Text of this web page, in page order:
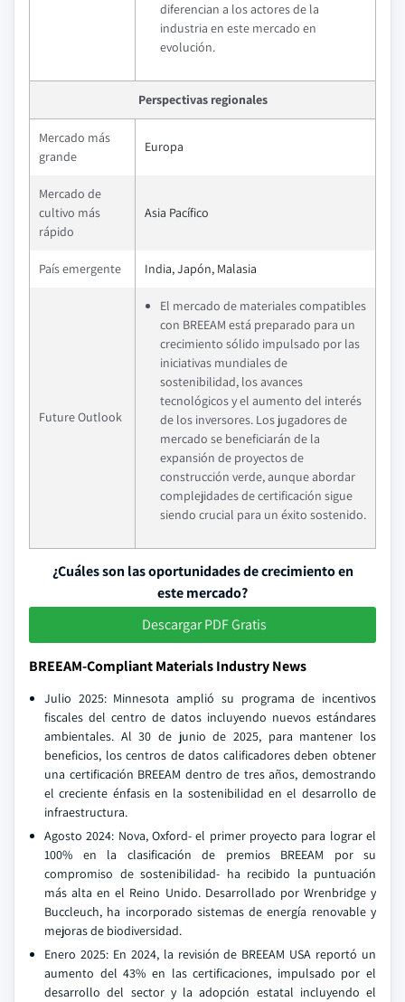
diferencian a los actores de la
industria en este mercado en
evolución.
Perspectivas regionales
Mercado más
grande
Europa
Mercado de
cultivo más
rápido
Asia Pacífico
País emergente India, Japón, Malasia
Future Outlook
El mercado de materiales compatibles
con BREEAM está preparado para un
crecimiento sólido impulsado por las
iniciativas mundiales de
sostenibilidad, los avances
tecnológicos y el aumento del interés
de los inversores. Los jugadores de
mercado se beneficiarán de la
expansión de proyectos de
construcción verde, aunque abordar
complejidades de certificación sigue
siendo crucial para un éxito sostenido.
¿Cuáles son las oportunidades de crecimiento en
este mercado?
Descargar PDF Gratis
BREEAM-Compliant Materials Industry News
Julio 2025: Minnesota amplió su programa de incentivos
fiscales del centro de datos incluyendo nuevos estándares
ambientales. Al 30 de junio de 2025, para mantener los
beneficios, los centros de datos calificadores deben obtener
una certificación BREEAM dentro de tres años, demostrando
el creciente énfasis en la sostenibilidad en el desarrollo de
infraestructura.
Agosto 2024: Nova, Oxford- el primer proyecto para lograr el
100% en la clasificación de premios BREEAM por su
compromiso de sostenibilidad- ha recibido la puntuación
más alta en el Reino Unido. Desarrollado por Wrenbridge y
Buccleuch, ha incorporado sistemas de energía renovable y
mejoras de biodiversidad.
Enero 2025: En 2024, la revisión de BREEAM USA reportó un
aumento del 43% en las certificaciones, impulsado por el
desarrollo del sector y la adopción estatal incluyendo el